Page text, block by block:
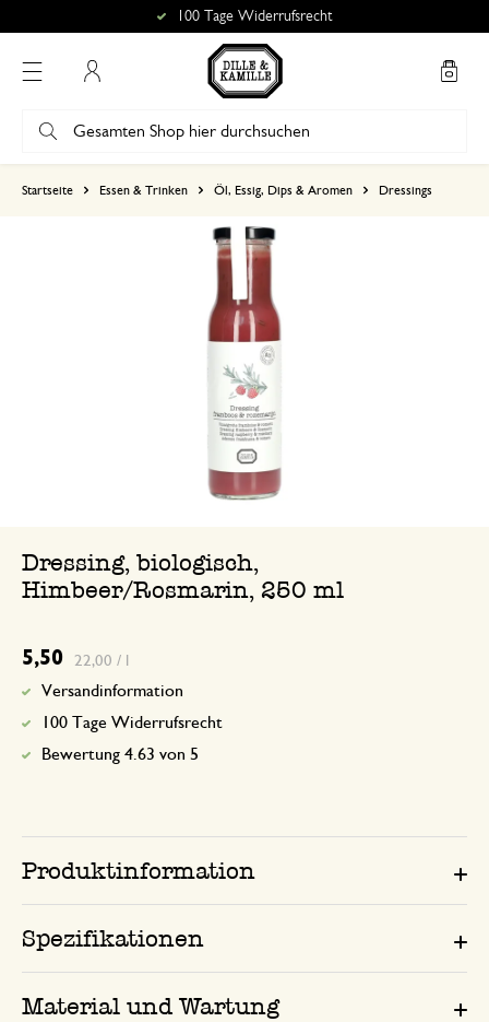
100 Tage Widerrufsrecht
Startseite Essen & Trinken Öl, Essig, Dips & Aromen Dressings
Dressing, biologisch,
Himbeer/Rosmarin, 250 ml
5,50 22,00 / l
Versandinformation
100 Tage Widerrufsrecht
Bewertung 4.63 von 5
Produktinformation
Spezifikationen
Material und Wartung